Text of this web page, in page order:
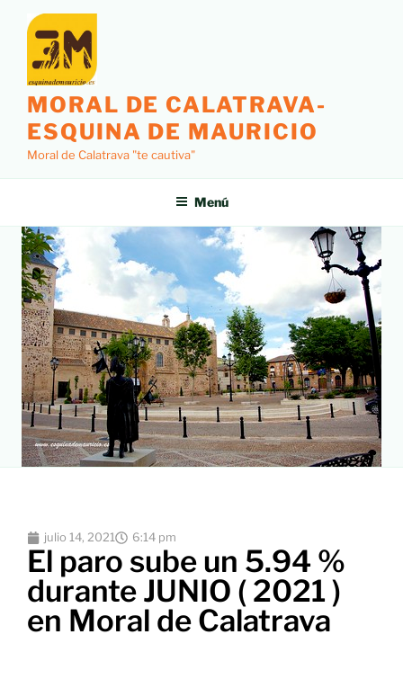
MORAL DE CALATRAVA-
ESQUINA DE MAURICIO
Moral de Calatrava "te cautiva"
Menú
julio 14, 2021 6:14 pm
El paro sube un 5.94 %
durante JUNIO ( 2021 )
en Moral de Calatrava